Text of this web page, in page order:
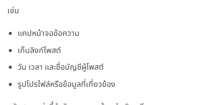
เช่น
แคปหน้าจอข้อความ
เก็บลิงก์โพสต์
วัน เวลา และชื่อบัญชีผู้โพสต์
รูปโปรไฟล์หรือข้อมูลที่เกี่ยวข้อง